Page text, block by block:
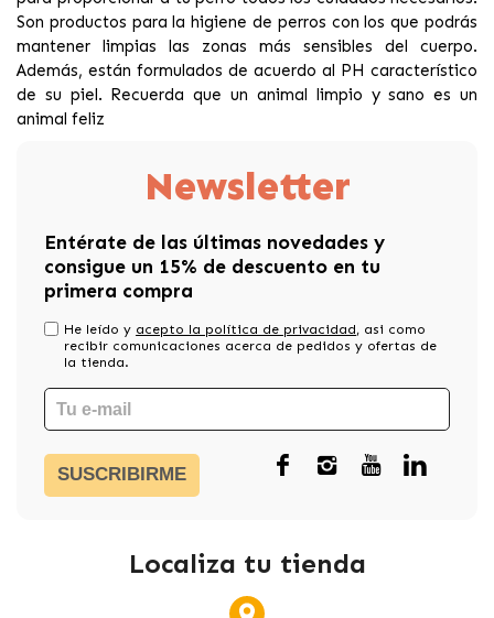
Son productos para la higiene de perros con los que podrás
mantener limpias las zonas más sensibles del cuerpo.
Además, están formulados de acuerdo al PH característico
de su piel. Recuerda que un animal limpio y sano es un
animal feliz
Newsletter
Entérate de las últimas novedades y
consigue un 15% de descuento en tu
primera compra
He leído y acepto la política de privacidad, asi como
recibir comunicaciones acerca de pedidos y ofertas de
la tienda.
SUSCRIBIRME
Localiza tu tienda